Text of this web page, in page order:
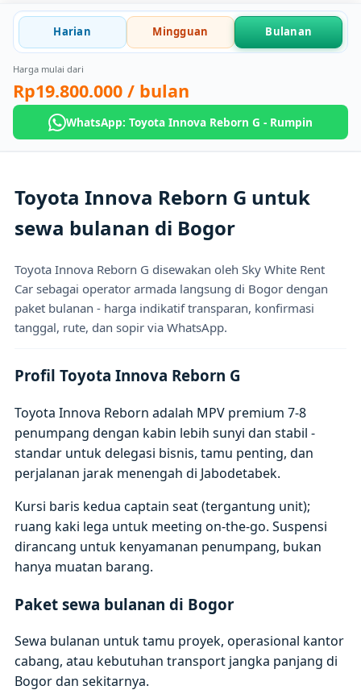
Harian Mingguan Bulanan
Harga mulai dari
Rp19.800.000 / bulan
WhatsApp: Toyota Innova Reborn G - Rumpin
Toyota Innova Reborn G untuk
sewa bulanan di Bogor
Toyota Innova Reborn G disewakan oleh Sky White Rent
Car sebagai operator armada langsung di Bogor dengan
paket bulanan - harga indikatif transparan, konfirmasi
tanggal, rute, dan sopir via WhatsApp.
Profil Toyota Innova Reborn G
Toyota Innova Reborn adalah MPV premium 7-8
penumpang dengan kabin lebih sunyi dan stabil -
standar untuk delegasi bisnis, tamu penting, dan
perjalanan jarak menengah di Jabodetabek.
Kursi baris kedua captain seat (tergantung unit);
ruang kaki lega untuk meeting on-the-go. Suspensi
dirancang untuk kenyamanan penumpang, bukan
hanya muatan barang.
Paket sewa bulanan di Bogor
Sewa bulanan untuk tamu proyek, operasional kantor
cabang, atau kebutuhan transport jangka panjang di
Bogor dan sekitarnya.